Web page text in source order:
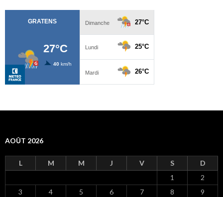
AOÛT 2026
L M M J V S D
1
2
3
4 5 6 7 8
9